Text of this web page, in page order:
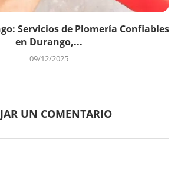
Servicios de Plomería Confiables
en Durango,...
09/12/2025
UN COMENTARIO